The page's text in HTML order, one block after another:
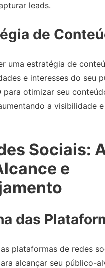
leads.
de
uma estratégia de
e interesses do seu
para otimizar seu
a visibilidade
Sociais:
e
das
plataformas de redes
alcançar seu público-